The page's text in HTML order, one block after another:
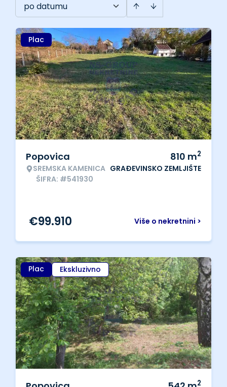
po datumu
Plac
Popovica
SREMSKA KAMENICA
ŠIFRA: #541930
810 m2
GRAĐEVINSKO ZEMLJIŠTE
Više o nekretnini >
€99.910
Plac Ekskluzivno
2